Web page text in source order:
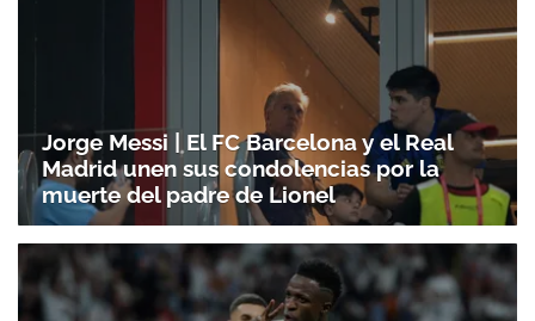
Jorge Messi | El FC Barcelona y el Real
Madrid unen sus condolencias por la
muerte del padre de Lionel